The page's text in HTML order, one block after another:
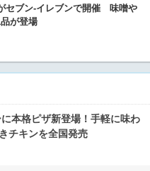
セブン-イレブンで開催 味噌や
が登場
本格ピザ新登場！手軽に味わ
チキンを全国発売